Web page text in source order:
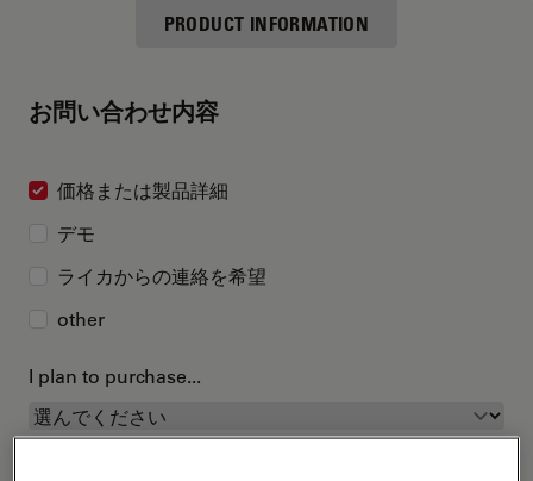
PRODUCT INFORMATION
お問い合わせ内容
価格または製品詳細
デモ
ライカからの連絡を希望
other
I plan to purchase...